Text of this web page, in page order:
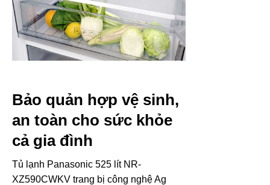
Bảo quản hợp vệ sinh,
an toàn cho sức khỏe
cả gia đình
Tủ lạnh Panasonic 525 lít NR-
XZ590CWKV trang bị công nghệ Ag